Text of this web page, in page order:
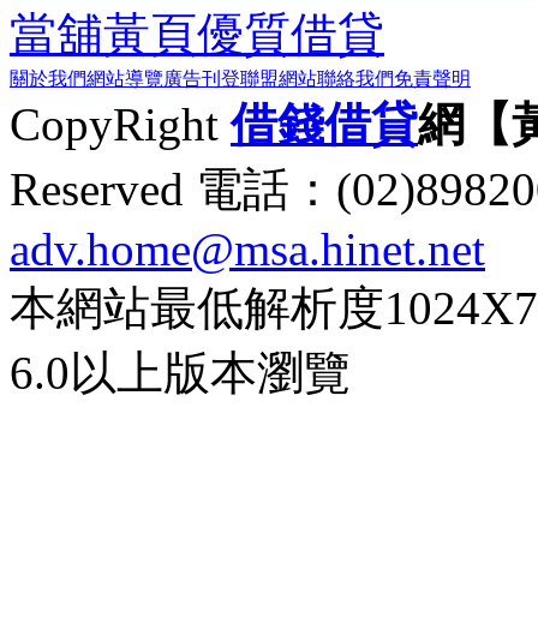
當舖黃頁優質借貸
關於我們網站導覽廣告刊登聯盟網站聯絡我們免責聲明
CopyRight借錢借貸網【
Reserved 電話：
adv.home@msa.hinet.net
本網站最低解析度
6.0以上版本瀏覽